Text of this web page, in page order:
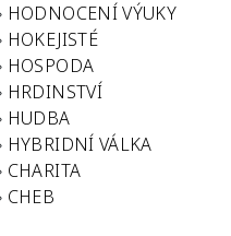
HODNOCENÍ VÝUKY
HOKEJISTÉ
HOSPODA
HRDINSTVÍ
HUDBA
HYBRIDNÍ VÁLKA
CHARITA
CHEB